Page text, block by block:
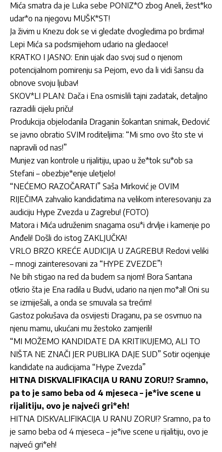
Mića smatra da je Luka sebe PONIZ*O zbog Aneli, žest*ko
udar*o na njegovu MUŠK*ST!
Ja živim u Knezu dok se vi gledate dvogledima po brdima!
Lepi Mića sa podsmijehom udario na gledaoce!
KRATKO I JASNO: Enin ujak dao svoj sud o njenom
potencijalnom pomirenju sa Pejom, evo da li vidi šansu da
obnove svoju ljubav!
SKOV*LI PLAN: Dača i Ena osmislili tajni zadatak, detaljno
razradili cijelu priču!
Produkcija objelodanila Draganin šokantan snimak, Đedović
se javno obratio SVIM roditeljima: “Mi smo ovo što ste vi
napravili od nas!”
Munjez van kontrole u rijalitiju, upao u že*tok su*ob sa
Stefani – obezbje*enje uletjelo!
“NEĆEMO RAZOČARATI” Saša Mirković je OVIM
RIJEČIMA zahvalio kandidatima na velikom interesovanju za
audiciju Hype Zvezda u Zagrebu! (FOTO)
Matora i Mića udruženim snagama osu*i drvlje i kamenje po
Anđeli! Došli do istog ZAKLJUČKA!
VRLO BRZO KREĆE AUDICIJA U ZAGREBU! Redovi veliki
– mnogi zainteresovani za “HYPE ZVEZDE”!
Ne bih stigao na red da budem sa njom! Bora Santana
otkrio šta je Ena radila u Budvi, udario na njen mo*al! Oni su
se izmiješali, a onda se smuvala sa trećim!
Gastoz pokušava da osvijesti Draganu, pa se osvrnuo na
njenu mamu, ukućani mu žestoko zamjerili!
“MI MOŽEMO KANDIDATE DA KRITIKUJEMO, ALI TO
NIŠTA NE ZNAČI JER PUBLIKA DAJE SUD” Sotir ocjenjuje
kandidate na audicijama “Hype Zvezda”
HITNA DISKVALIFIKACIJA U RANU ZORU!? Sramno,
pa to je samo beba od 4 mjeseca – je*ive scene u
rijalitiju, ovo je najveći gri*eh!
HITNA DISKVALIFIKACIJA U RANU ZORU!? Sramno, pa to
je samo beba od 4 mjeseca – je*ive scene u rijalitiju, ovo je
najveći gri*eh!